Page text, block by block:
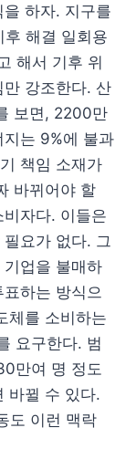
하자. 지구를
후 해결 일회용
해서 기후 위
강조한다. 산
보면, 2200만
지는 9%에 불과
책임 소재가
바뀌어야 할
자다. 이들은
요가 없다. 그
업을 불매하
하는 방식으
체를 소비하는
요구한다. 범
만여 명 정도
바뀔 수 있다.
도 이런 맥락